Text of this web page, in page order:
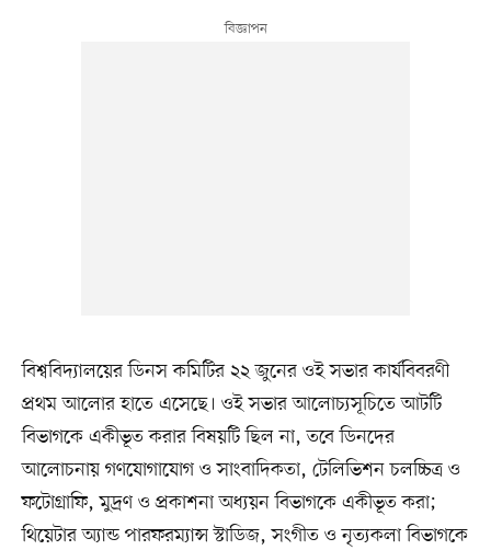
বিশ্ববিদ্যালয়ের ডিনস কমিটির ২২ জুনের ওই সভার কার্যবিবরণী
প্রথম আলোর হাতে এসেছে। ওই সভার আলোচ্যসূচিতে আটটি
বিভাগকে একীভূত করার বিষয়টি ছিল না, তবে ডিনদের
আলোচনায় গণযোগাযোগ ও সাংবাদিকতা, টেলিভিশন চলচ্চিত্র ও
ফটোগ্রাফি, মুদ্রণ ও প্রকাশনা অধ্যয়ন বিভাগকে একীভূত করা;
থিয়েটার অ্যান্ড পারফরম্যান্স স্টাডিজ, সংগীত ও নৃত্যকলা বিভাগকে